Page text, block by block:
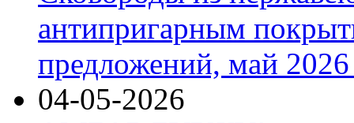
антипригарным
предложений, май 2026
04-05-2026